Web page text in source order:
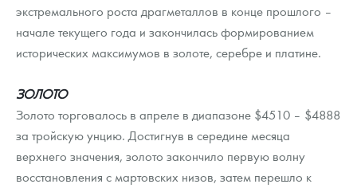
Золотая карманная галерея
Наборы подарочных и коллекционных монет
Монеты и жетоны из недрагоценных металлов
Книги по нумизматике
экстремального роста драгметаллов в конце прошлого –
начале текущего года и закончилась формированием
исторических максимумов в золоте, серебре и платине.
ЗОЛОТО
Золото торговалось в апреле в диапазоне $4510 – $4888
за тройскую унцию. Достигнув в середине месяца
верхнего значения, золото закончило первую волну
восстановления с мартовских низов, затем перешло к